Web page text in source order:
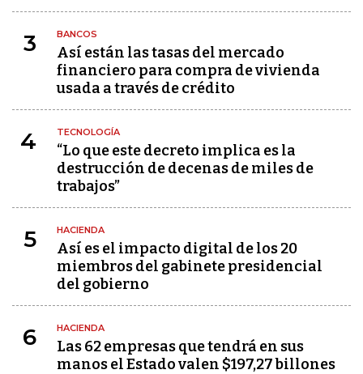
3 BANCOS
Así están las tasas del mercado
financiero para compra de vivienda
usada a través de crédito
4 TECNOLOGÍA
“Lo que este decreto implica es la
destrucción de decenas de miles de
trabajos”
5 HACIENDA
Así es el impacto digital de los 20
miembros del gabinete presidencial
del gobierno
6 HACIENDA
Las 62 empresas que tendrá en sus
manos el Estado valen $197,27 billones